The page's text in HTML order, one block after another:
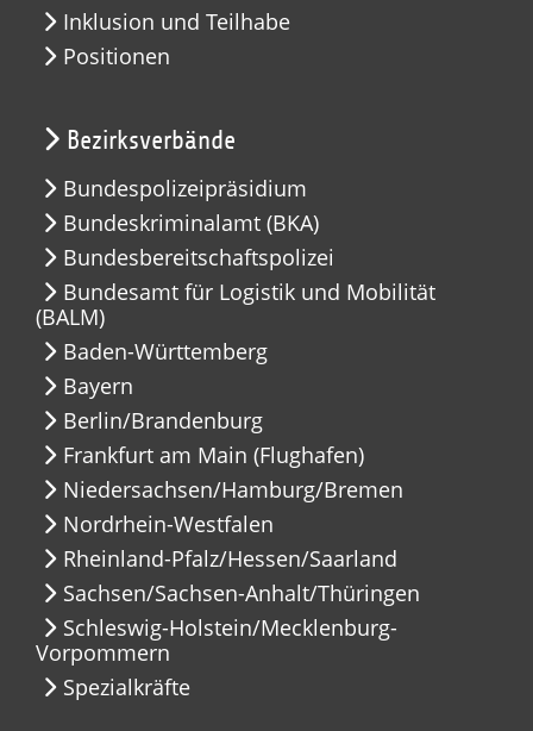
Inklusion und Teilhabe
Positionen
Bezirksverbände
Bundespolizeipräsidium
Bundeskriminalamt (BKA)
Bundesbereitschaftspolizei
Bundesamt für Logistik und Mobilität
(BALM)
Baden-Württemberg
Bayern
Berlin/Brandenburg
Frankfurt am Main (Flughafen)
Niedersachsen/Hamburg/Bremen
Nordrhein-Westfalen
Rheinland-Pfalz/Hessen/Saarland
Sachsen/Sachsen-Anhalt/Thüringen
Schleswig-Holstein/Mecklenburg-
Vorpommern
Spezialkräfte